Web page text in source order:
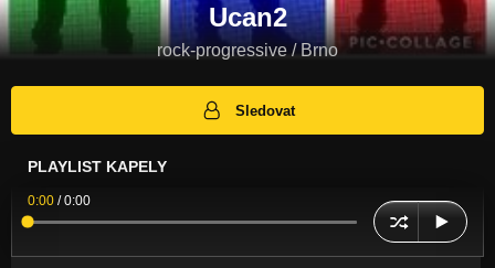
Ucan2
rock-progressive / Brno
Sledovat
PLAYLIST KAPELY
0:00 /0:00